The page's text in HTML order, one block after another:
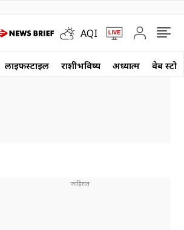
AQI
लाईफस्टाईल राशीभविष्य अध्यात्म वेब